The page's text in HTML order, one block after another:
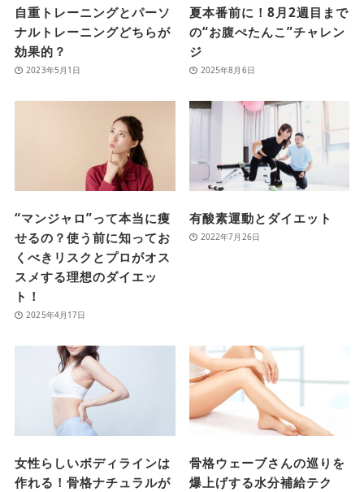
自重トレーニングとパーソ
ナルトレーニングどちらが
効果的？
2023年5月1日
夏本番前に！8月2週目まで
の“お腹ぺたんこ”チャレン
ジ
2025年8月6日
“マンジャロ”って本当に痩
せるの？使う前に知ってお
くべきリスクとプロがオス
スメする理想のダイエッ
ト！
2025年4月17日
有酸素運動とダイエット
2022年7月26日
女性らしいボディラインは
作れる！骨格ナチュラルが
骨格ウェーブさんの巡りを
爆上げする水分補給テク